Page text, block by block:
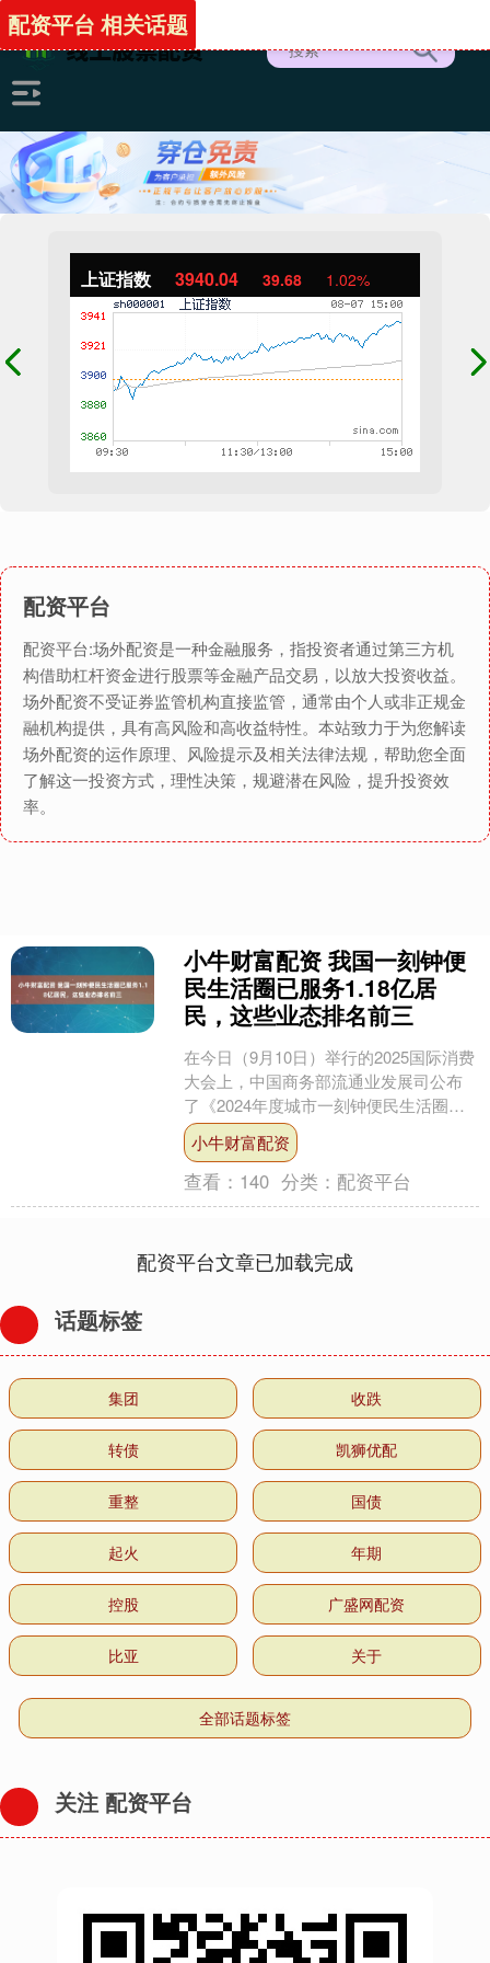
上证指数 3940.04 39.68 1.02%
配资平台
配资平台:场外配资是一种金融服务，指投资者通过第三方机
构借助杠杆资金进行股票等金融产品交易，以放大投资收益。
场外配资不受证券监管机构直接监管，通常由个人或非正规金
融机构提供，具有高风险和高收益特性。本站致力于为您解读
场外配资的运作原理、风险提示及相关法律法规，帮助您全面
了解这一投资方式，理性决策，规避潜在风险，提升投资效
率。
配资平台 相关话题
小牛财富配资 我国一刻钟便
民生活圈已服务1.18亿居
民，这些业态排名前三
在今日（9月10日）举行的2025国际消费
大会上，中国商务部流通业发展司公布
了《2024年度城市一刻钟便民生活圈发
展报告》（下称 报告），数据显示，我
国一刻钟便....
小牛财富配资
查看： 140 分类： 配资平台
配资平台文章已加载完成
话题标签
集团 收跌
转债 凯狮优配
重整 国债
起火 年期
控股 广盛网配资
比亚 关于
全部话题标签
关注 配资平台